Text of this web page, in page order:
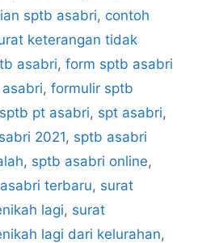
sptb asabri, contoh
keterangan tidak
asabri, form sptb asabri
, formulir sptb
pt asabri, spt asabri,
2021, sptb asabri
, sptb asabri online,
terbaru, surat
lagi, surat
lagi dari kelurahan,